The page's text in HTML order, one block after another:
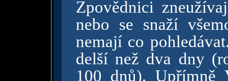
Zpovědnici
nebo se snaží
nemají co
delší než dva dny
100 dnů).